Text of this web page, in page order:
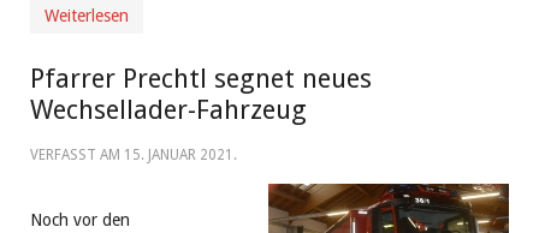
Weiterlesen
Pfarrer Prechtl segnet neues
Wechsellader-Fahrzeug
VERFASST AM 15. JANUAR 2021 .
Noch vor den